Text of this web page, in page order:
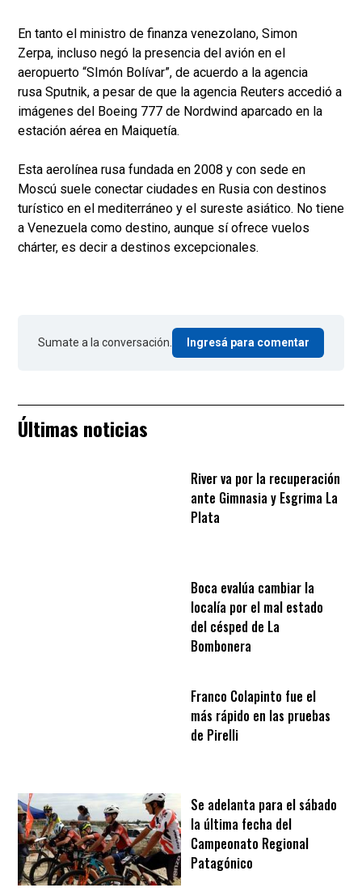
En tanto el ministro de finanza venezolano, Simon
Zerpa, incluso negó la presencia del avión en el
aeropuerto “SImón Bolívar”, de acuerdo a la agencia
rusa Sputnik, a pesar de que la agencia Reuters accedió a
imágenes del Boeing 777 de Nordwind aparcado en la
estación aérea en Maiquetía.
Esta aerolínea rusa fundada en 2008 y con sede en
Moscú suele conectar ciudades en Rusia con destinos
turístico en el mediterráneo y el sureste asiático. No tiene
a Venezuela como destino, aunque sí ofrece vuelos
chárter, es decir a destinos excepcionales.
Sumate a la conversación. Ingresá para comentar
Últimas noticias
River va por la recuperación
ante Gimnasia y Esgrima La
Plata
Boca evalúa cambiar la
localía por el mal estado
del césped de La
Bombonera
Franco Colapinto fue el
más rápido en las pruebas
de Pirelli
Se adelanta para el sábado
la última fecha del
Campeonato Regional
Patagónico